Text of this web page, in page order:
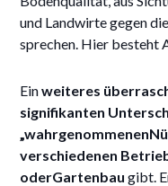
und Landwirte gegen
sprechen. Hier besteht
Einweiteres
signifikanten
verschiedenen
oderGartenbau gibt.